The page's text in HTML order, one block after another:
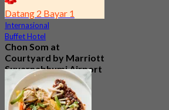
Datang 2 Bayar 1
Internasional
Buffet Hotel
Chon Som at
Courtyard by Marriott
Suvarnabhumi Airport
4.8
15.2K telah dipesan
Dari฿ 595